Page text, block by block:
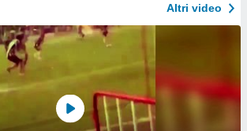
Altri video